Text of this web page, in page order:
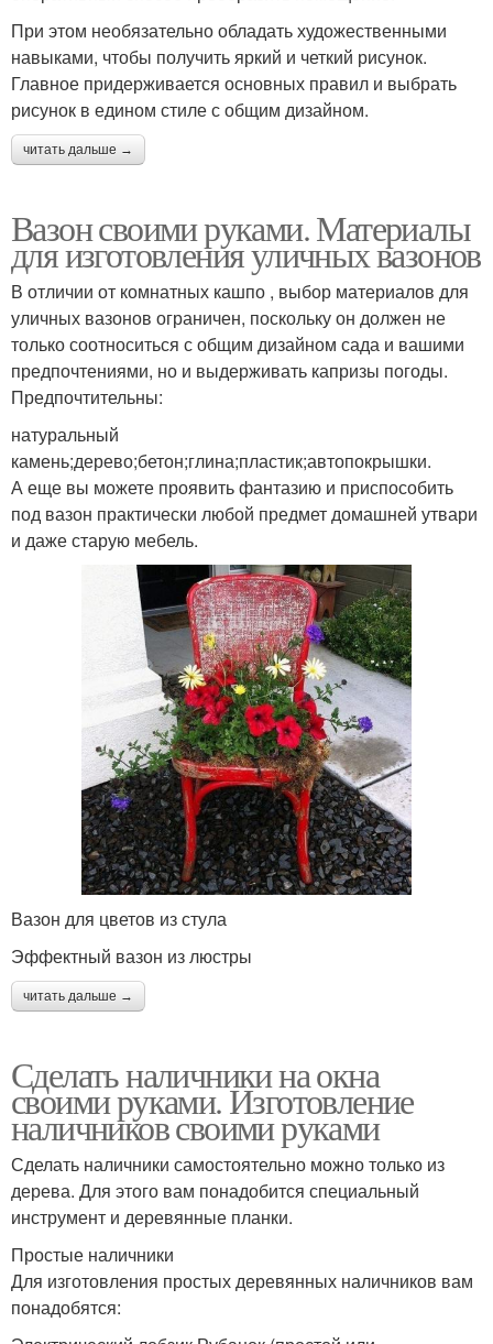
При этом необязательно обладать художественными
навыками, чтобы получить яркий и четкий рисунок.
Главное придерживается основных правил и выбрать
рисунок в едином стиле с общим дизайном.
читать дальше →
Вазон своими руками. Материалы
для изготовления уличных вазонов
В отличии от комнатных кашпо , выбор материалов для
уличных вазонов ограничен, поскольку он должен не
только соотноситься с общим дизайном сада и вашими
предпочтениями, но и выдерживать капризы погоды.
Предпочтительны:
натуральный
камень;дерево;бетон;глина;пластик;автопокрышки.
А еще вы можете проявить фантазию и приспособить
под вазон практически любой предмет домашней утвари
и даже старую мебель.
Вазон для цветов из стула
Эффектный вазон из люстры
читать дальше →
Сделать наличники на окна
своими руками. Изготовление
наличников своими руками
Сделать наличники самостоятельно можно только из
дерева. Для этого вам понадобится специальный
инструмент и деревянные планки.
Простые наличники
Для изготовления простых деревянных наличников вам
понадобятся: